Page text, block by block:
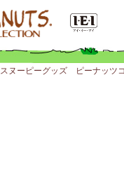
スヌーピーグッズ ピーナッツ